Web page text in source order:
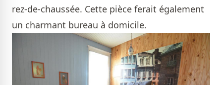
rez-de-chaussée. Cette pièce ferait également
un charmant bureau à domicile.